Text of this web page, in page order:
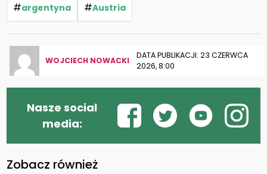
#argentyna #Austria
WOJCIECH NOWACKI
DATA PUBLIKACJI: 23 CZERWCA
2026, 8:00
Nasze social
media:
Zobacz również